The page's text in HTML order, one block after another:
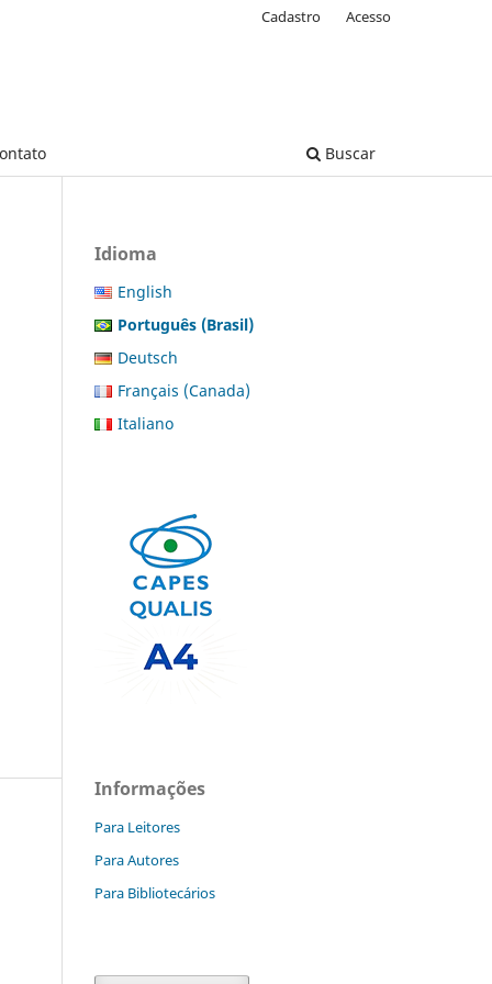
Buscar
Cadastro Acesso
Idioma
English
Português (Brasil)
Deutsch
Français (Canada)
Italiano
Informações
Para Leitores
Para Autores
Para Bibliotecários